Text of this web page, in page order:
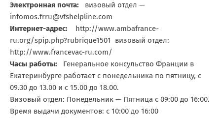
Электронная почта: визовый отдел —
infomos.frru@vfshelpline.com
Интернет-адрес:
http://www.ambafrance-
ru.org/spip.php?rubrique1501 визовый отдел:
http://www.francevac-ru.com/
Часы работы: Генеральное консульство Франции в
Екатеринбурге работает с понедельника по пятницу, с
09.30 до 13.00 и с 15.00 до 18.00.
Визовый отдел: Понедельник — Пятница с 09:00 до 16:00.
Время выдачи документов: с 10:00 до 16:00